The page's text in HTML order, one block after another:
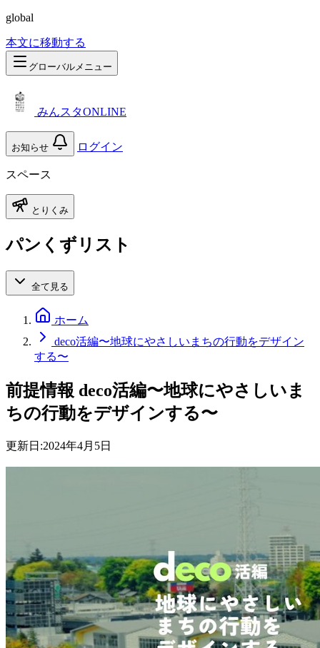
global
本文に移動する
グローバルメニュー
みんスタONLINE
お知らせ ログイン
スペース
とりくみ
パンくずリスト
全て見る
ホーム
deco活編〜地球にやさしいまちの行動をデザイン
する〜
前提情報 deco活編〜地球にやさしいま
ちの行動をデザインする〜
更新日:2024年4月5日